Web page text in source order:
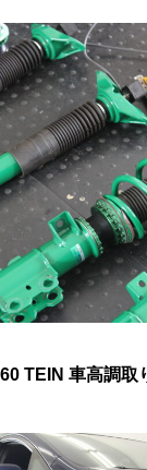
TEIN 車高調取